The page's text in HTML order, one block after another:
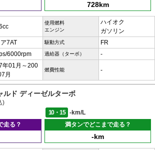
728km
使用燃料
エンジン
ハイオク
ガソリン
7AT 駆動方式 FR
6000rpm 過給器（ターボ） -
年01月～200
月
燃費性能 -
ルド ディーゼルターボ
)
10・15
-km/L
走る？
満タンでどこまで走る？
-km